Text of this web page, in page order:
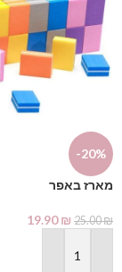
-20%
מארז באפר
25.00₪
19.90₪
הוספה לסל